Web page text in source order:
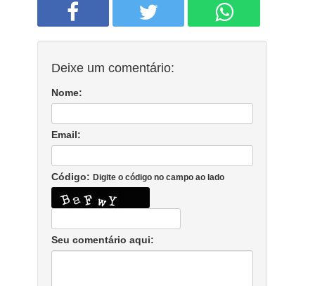
Deixe um comentário:
Nome:
Email:
Código: Digite o código no campo ao lado
Seu comentário aqui: